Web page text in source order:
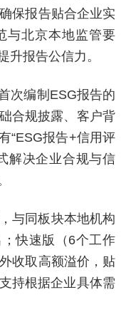
保报告贴合企业实
与北京本地监管要
升报告公信力。
次编制ESG报告的
合规披露、客户背
“ESG报告+信用评
解决企业合规与信
与同板块本地机构
快速版（6个工作
收取高额溢价，贴
持根据企业具体需